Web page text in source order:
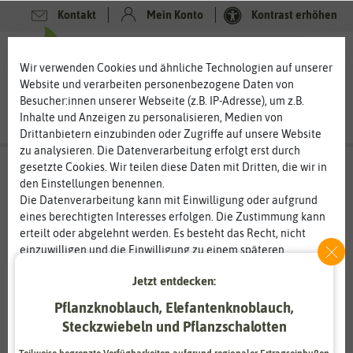
Kontakt Mein Konto Kontrast erhöhen
-80%
Wir verwenden Cookies und ähnliche Technologien auf unserer
Website und verarbeiten personenbezogene Daten von
Besucher:innen unserer Webseite (z.B. IP-Adresse), um z.B.
Inhalte und Anzeigen zu personalisieren, Medien von
Drittanbietern einzubinden oder Zugriffe auf unsere Website
zu analysieren. Die Datenverarbeitung erfolgt erst durch
gesetzte Cookies. Wir teilen diese Daten mit Dritten, die wir in
den Einstellungen benennen.
Die Datenverarbeitung kann mit Einwilligung oder aufgrund
eines berechtigten Interesses erfolgen. Die Zustimmung kann
erteilt oder abgelehnt werden. Es besteht das Recht, nicht
einzuwilligen und die Einwilligung zu einem späteren
Informationen zur Verwendung personenbezogener Daten und
den Diensten erklären wir in unserer
Daten­schutz­erklärung
Jetzt entdecken:
Pflanzknoblauch, Elefantenknoblauch,
Steckzwiebeln und Pflanzschalotten